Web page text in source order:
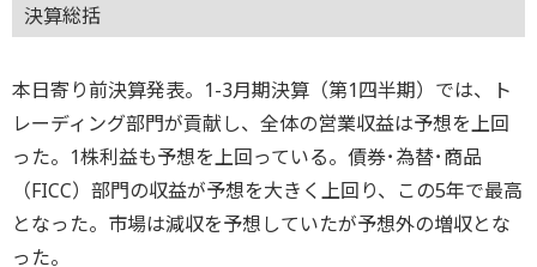
決算総括
本日寄り前決算発表。1-3月期決算（第1四半期）では、ト
レーディング部門が貢献し、全体の営業収益は予想を上回
った。1株利益も予想を上回っている。債券･為替･商品
（FICC）部門の収益が予想を大きく上回り、この5年で最高
となった。市場は減収を予想していたが予想外の増収とな
った。